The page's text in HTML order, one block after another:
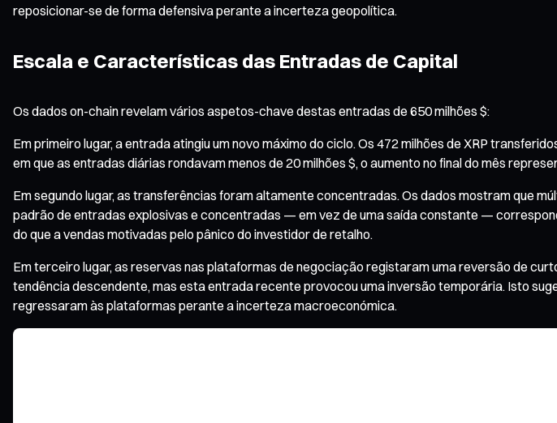
reposicionar-se de forma defensiva perante a incerteza geopolítica.
Escala e Características das Entradas de Capital
Os dados on-chain revelam vários aspetos-chave destas entradas de 650 milhões $:
Em primeiro lugar, a entrada atingiu um novo máximo do ciclo. Os 472 milhões de XRP
em que as entradas diárias rondavam menos de 20 milhões $, o aumento no final do mês
Em segundo lugar, as transferências foram altamente concentradas. Os dados mostram que
padrão de entradas explosivas e concentradas — em vez de uma saída constante —
do que a vendas motivadas pelo pânico do investidor de retalho.
Em terceiro lugar, as reservas nas plataformas de negociação registaram uma reversão de
tendência descendente, mas esta entrada recente provocou uma inversão temporária. Isto
regressaram às plataformas perante a incerteza macroeconómica.